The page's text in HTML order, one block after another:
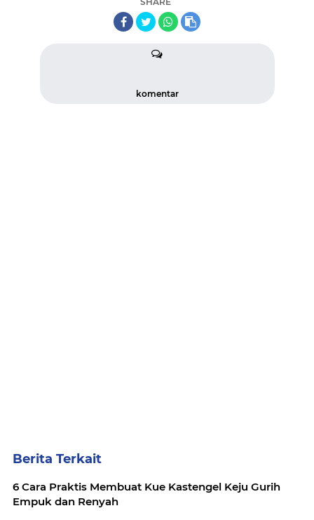
komentar
Berita Terkait
6 Cara Praktis Membuat Kue Kastengel Keju Gurih
Empuk dan Renyah